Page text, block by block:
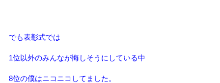
でも表彰式では
1位以外のみんなが悔しそうにしている中
8位の僕はニコニコしてました。